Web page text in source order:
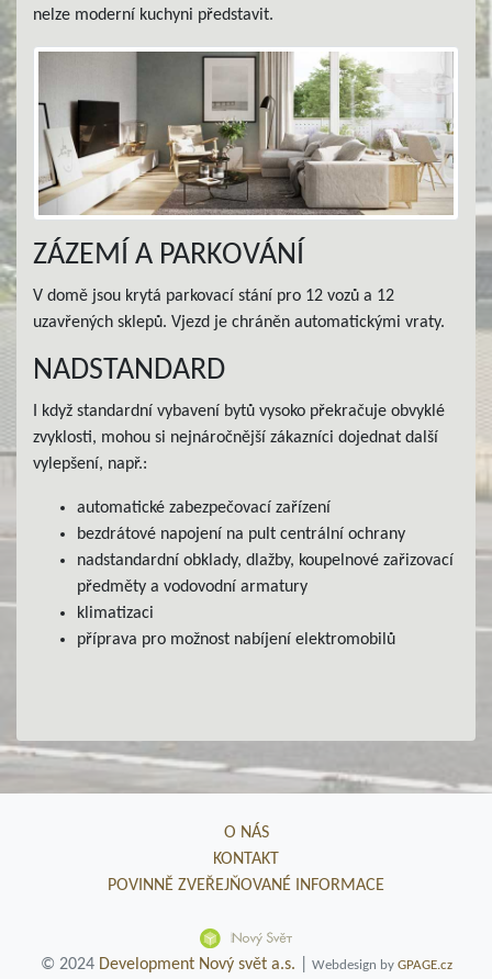
nelze moderní kuchyni představit.
ZÁZEMÍ A PARKOVÁNÍ
V domě jsou krytá parkovací stání pro 12 vozů a 12
uzavřených sklepů. Vjezd je chráněn automatickými vraty.
NADSTANDARD
I když standardní vybavení bytů vysoko překračuje obvyklé
zvyklosti, mohou si nejnáročnější zákazníci dojednat další
vylepšení, např.:
automatické zabezpečovací zařízení
bezdrátové napojení na pult centrální ochrany
nadstandardní obklady, dlažby, koupelnové zařizovací
předměty a vodovodní armatury
klimatizaci
příprava pro možnost nabíjení elektromobilů
O NÁS
KONTAKT
POVINNĚ ZVEŘEJŇOVANÉ INFORMACE
© 2024 Development Nový svět a.s. Webdesign by GPAGE.cz